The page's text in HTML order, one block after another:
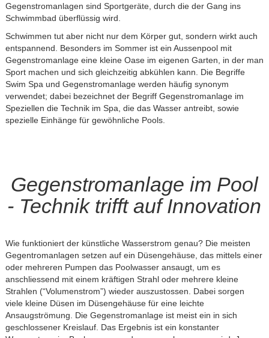
Gegenstromanlagen sind Sportgeräte, durch die der Gang ins
Schwimmbad überflüssig wird.
Schwimmen tut aber nicht nur dem Körper gut, sondern wirkt auch
entspannend. Besonders im Sommer ist ein Aussenpool mit
Gegenstromanlage eine kleine Oase im eigenen Garten, in der man
Sport machen und sich gleichzeitig abkühlen kann. Die Begriffe
Swim Spa und Gegenstromanlage werden häufig synonym
verwendet; dabei bezeichnet der Begriff Gegenstromanlage im
Speziellen die Technik im Spa, die das Wasser antreibt, sowie
spezielle Einhänge für gewöhnliche Pools.
Gegenstromanlage im Pool
- Technik trifft auf Innovation
Wie funktioniert der künstliche Wasserstrom genau? Die meisten
Gegentromanlagen setzen auf ein Düsengehäuse, das mittels einer
oder mehreren Pumpen das Poolwasser ansaugt, um es
anschliessend mit einem kräftigen Strahl oder mehrere kleine
Strahlen (“Volumenstrom”) wieder auszustossen. Dabei sorgen
viele kleine Düsen im Düsengehäuse für eine leichte
Ansaugströmung. Die Gegenstromanlage ist meist ein in sich
geschlossener Kreislauf. Das Ergebnis ist ein konstanter